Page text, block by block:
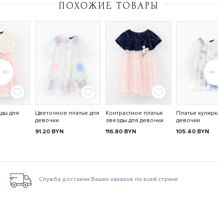
ПОХОЖИЕ ТОВАРЫ
для
Цветочное платье для
девочки
91.20 BYN
Контрастное платье
звезды для девочки
116.80 BYN
Платье
девочки
105.40 BYN
Служба доставки Ваших заказов по всей стране